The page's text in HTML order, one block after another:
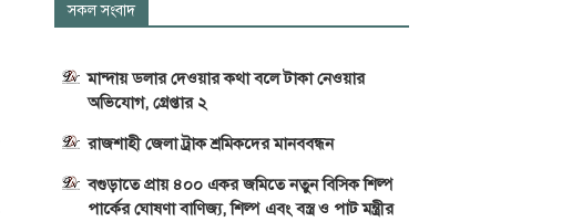
সকল সংবাদ
মান্দায় ডলার দেওয়ার কথা বলে টাকা নেওয়ার
অভিযোগ, গ্রেপ্তার ২
রাজশাহী জেলা ট্রাক শ্রমিকদের মানববন্ধন
বগুড়াতে প্রায় ৪০০ একর জমিতে নতুন বিসিক শিল্প
পার্কের ঘোষণা বাণিজ্য, শিল্প এবং বস্ত্র ও পাট মন্ত্রীর